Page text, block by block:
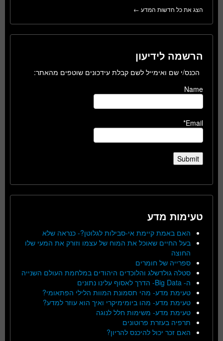
הצג את כל חדשות המדע ←
הרשמה לידיעון
הכנס/י שם ואימייל לשם קבלת עידכונים שוטפים מהאתר:
Name
Email*
טעימות מדע
האם באמת קיימת אי-סבילות לגלוטן?- כנראה שלא
בעל החיים שאוכל את המוח של עצמו וזורק את המעי שלו
החוצה
ספרייה של חומרים
סטלה גולדשלג והלוכדים היהודים במלחמת העולם השנייה
ה- Big Data- הדרך לאסוף עלינו נתונים
טעימת מדע- מהי תסמונת המוות הלילי הפתאומי?
טעימת מדע- מהו ביומימיקרי ואיך הוא עוזר למדע?
טעימת מדע- משימות חלל לנוגה
תרפיה בעזרת פרוטונים
האם זכר יכול להיכנס להריון?